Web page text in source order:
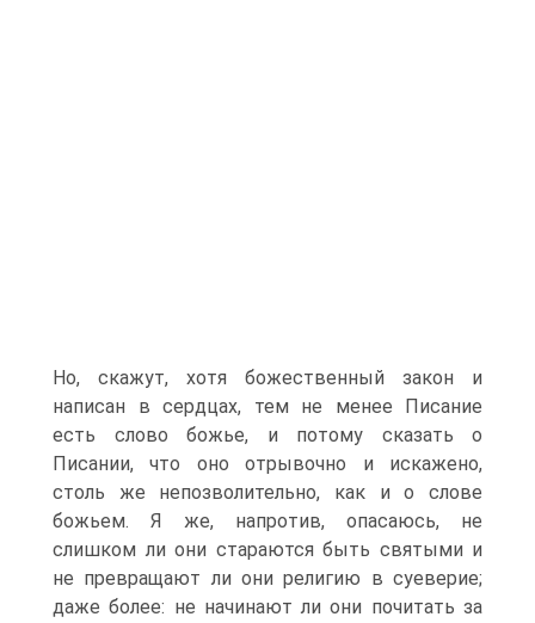
Но, скажут, хотя божественный закон и
написан в сердцах, тем не менее Писание
есть слово божье, и потому сказать о
Писании, что оно отрывочно и искажено,
столь же непозволительно, как и о слове
божьем. Я же, напротив, опасаюсь, не
слишком ли они стараются быть святыми и
не превращают ли они религию в суеверие;
даже более: не начинают ли они почитать за